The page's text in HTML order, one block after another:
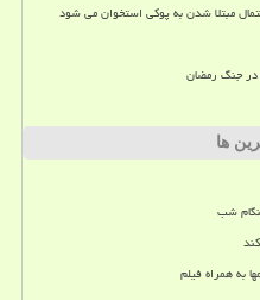
مبتلا شدن به پوکی استخوان می شود
در جنگ رمضان
ها
به همراه فیلم